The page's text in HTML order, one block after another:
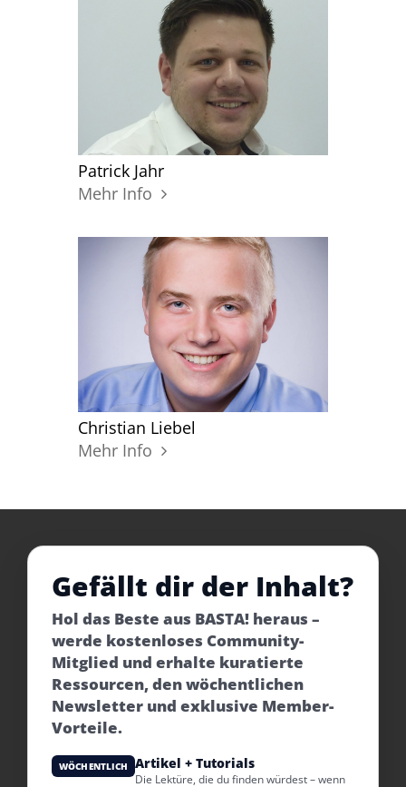
Patrick Jahr
Mehr Info
Christian Liebel
Mehr Info
Gefällt dir der Inhalt?
Hol das Beste aus BASTA! heraus –
werde kostenloses Community-
Mitglied und erhalte kuratierte
Ressourcen, den wöchentlichen
Newsletter und exklusive Member-
Vorteile.
WÖCHENTLICH Artikel + Tutorials
Die Lektüre, die du finden würdest – wenn